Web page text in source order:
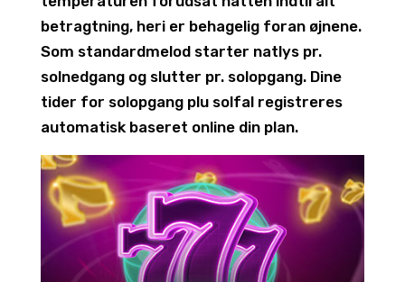
betragtning, heri er behagelig foran øjnene.
Som standardmelod starter natlys pr.
solnedgang og slutter pr. solopgang. Dine
tider for solopgang plu solfal registreres
automatisk baseret online din plan.